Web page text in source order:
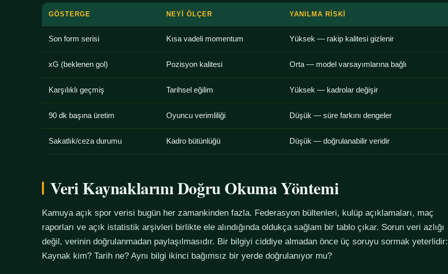
GÖSTERGE NEYI ÖLÇER YANILMA RISKI
Son form serisi Kısa vadeli momentum Yüksek — rakip kalitesi gizlenir
xG (beklenen gol) Pozisyon kalitesi Orta — model varsayımlarına bağlı
Karşılıklı geçmiş Tarihsel eğilim Yüksek — kadrolar değişir
90 dk başına üretim Oyuncu verimliliği Düşük — süre farkını dengeler
Sakatlık/ceza durumu Kadro bütünlüğü Düşük — doğrulanabilir veridir
Veri Kaynaklarını Doğru Okuma Yöntemi
Kamuya açık spor verisi bugün her zamankinden fazla. Federasyon bültenleri, kulüp açıklamaları, maç
raporları ve açık istatistik arşivleri birlikte ele alındığında oldukça sağlam bir tablo çıkar. Sorun veri azlığı
değil, verinin doğrulanmadan paylaşılmasıdır. Bir bilgiyi ciddiye almadan önce üç soruyu sormak yeterlidir:
Kaynak kim? Tarih ne? Aynı bilgi ikinci bağımsız bir yerde doğrulanıyor mu?